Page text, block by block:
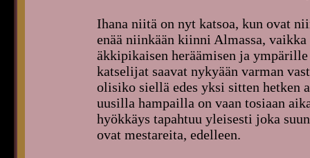
Ihana niitä on nyt katsoa, kun ovat
enää niinkään kiinni Almassa,
äkkipikaisen heräämisen ja
katselijat saavat nykyään varman
olisiko siellä edes yksi sitten hetken
uusilla hampailla on vaan tosiaan
hyökkäys tapahtuu yleisesti joka
ovat mestareita, edelleen.